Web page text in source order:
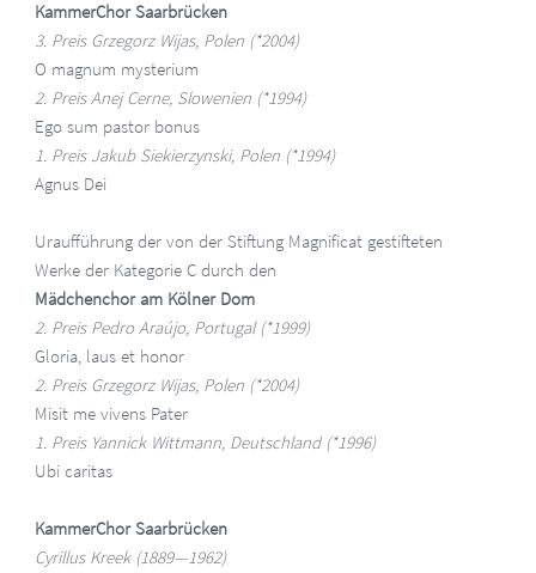
KammerChor Saarbrücken
3. Preis Grzegorz Wijas, Polen (*2004)
O magnum mysterium
2. Preis Anej Cerne, Slowenien (*1994)
Ego sum pastor bonus
1. Preis Jakub Siekierzynski, Polen (*1994)
Agnus Dei
Uraufführung der von der Stiftung Magnificat gestifteten
Werke der Kategorie C durch den
Mädchenchor am Kölner Dom
2. Preis Pedro Araújo, Portugal (*1999)
Gloria, laus et honor
2. Preis Grzegorz Wijas, Polen (*2004)
Misit me vivens Pater
1. Preis Yannick Wittmann, Deutschland (*1996)
Ubi caritas
KammerChor Saarbrücken
Cyrillus Kreek (1889—1962)